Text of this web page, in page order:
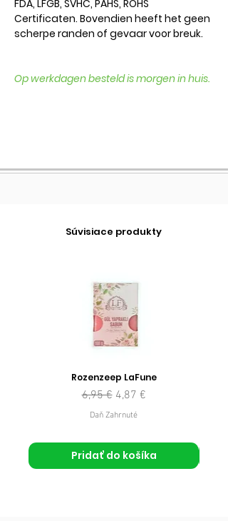
FDA, LFGB, SVHC, PAHS, ROHS
Certificaten. Bovendien heeft het geen
scherpe randen of gevaar voor breuk.
Op werkdagen besteld is morgen in huis.
Súvisiace produkty
Rozenzeep LaFune
Normálna cena
6,95 € Zľavnená cena
4,87 €
Daň Zahrnuté
Pridať do košíka